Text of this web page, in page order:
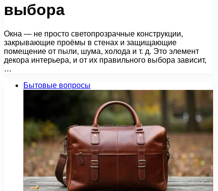
выбора
Окна — не просто светопрозрачные конструкции,
закрывающие проёмы в стенах и защищающие
помещение от пыли, шума, холода и т. д. Это элемент
декора интерьера, и от их правильного выбора зависит,
…
Бытовые вопросы